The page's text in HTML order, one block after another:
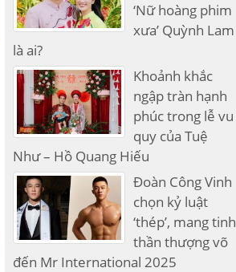
‘Nữ hoàng phim
xưa’ Quỳnh Lam
là ai?
Khoảnh khắc
ngập tràn hạnh
phúc trong lễ vu
quy của Tuệ
Như – Hồ Quang Hiếu
Đoàn Công Vinh
chọn kỷ luật
‘thép’, mang tinh
thần thượng võ
đến Mr International 2025